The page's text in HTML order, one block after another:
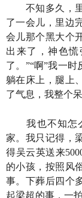
不知多久，里
了一会儿，里边
会儿那个黑大个
出来了，神色
了。”“啊”我一
躺在床上，腿上
了气息，我整个
我也不知怎么
家。我只记得，
得吴云英送来
的小孩，按照风
事。下葬后四个
起梁超的事，一